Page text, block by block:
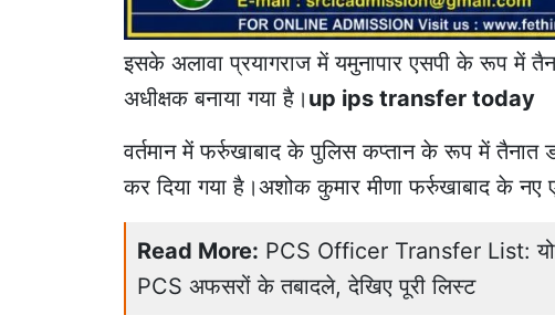
इसके अलावा प्रयागराज में यमुनापार एसपी के रूप में
अधीक्षक बनाया गया है। up ips transfer today
वर्तमान में फर्रुखाबाद के पुलिस कप्तान के रूप में तैनात
कर दिया गया है।अशोक कुमार मीणा फर्रुखाबाद के नए
Read More: PCS Officer Transfer List:
PCS अफसरों के तबादले, देखिए पूरी लिस्ट